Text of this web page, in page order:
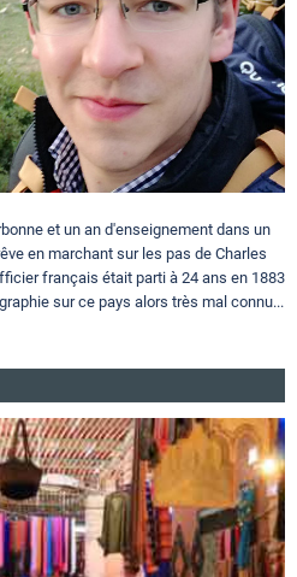
et un an d'enseignement dans un
en marchant sur les pas de Charles
français était parti à 24 ans en 1883
sur ce pays alors très mal connu...